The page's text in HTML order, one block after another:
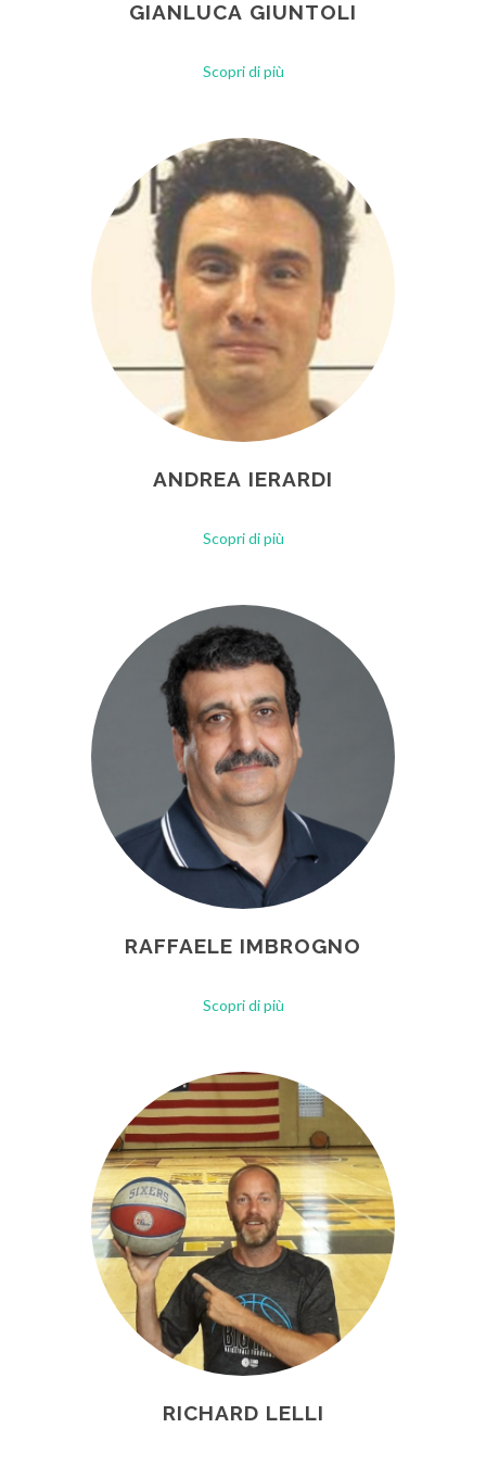
GIANLUCA GIUNTOLI
Scopri di più
ANDREA IERARDI
Scopri di più
RAFFAELE IMBROGNO
Scopri di più
RICHARD LELLI